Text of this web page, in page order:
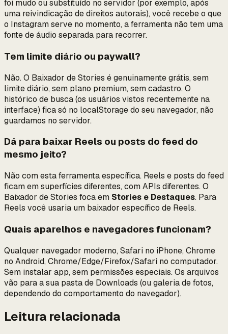
foi mudo ou substituído no servidor (por exemplo, após
uma reivindicação de direitos autorais), você recebe o que
o Instagram serve no momento, a ferramenta não tem uma
fonte de áudio separada para recorrer.
Tem limite diário ou paywall?
Não. O Baixador de Stories é genuinamente grátis, sem
limite diário, sem plano premium, sem cadastro. O
histórico de busca (os usuários vistos recentemente na
interface) fica só no localStorage do seu navegador, não
guardamos no servidor.
Dá para baixar Reels ou posts do feed do
mesmo jeito?
Não com esta ferramenta específica. Reels e posts do feed
ficam em superfícies diferentes, com APIs diferentes. O
Baixador de Stories foca em Stories e Destaques. Para
Reels você usaria um baixador específico de Reels.
Quais aparelhos e navegadores funcionam?
Qualquer navegador moderno, Safari no iPhone, Chrome
no Android, Chrome/Edge/Firefox/Safari no computador.
Sem instalar app, sem permissões especiais. Os arquivos
vão para a sua pasta de Downloads (ou galeria de fotos,
dependendo do comportamento do navegador).
Leitura relacionada